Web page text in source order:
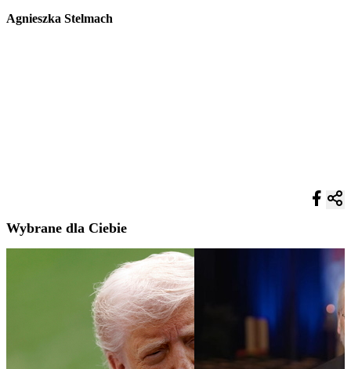
Agnieszka Stelmach
Wybrane dla Ciebie